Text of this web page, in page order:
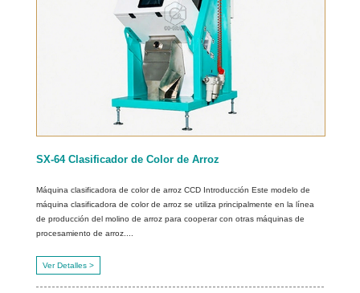
SX-64 Clasificador de Color de Arroz
Máquina clasificadora de color de arroz CCD Introducción Este modelo de
máquina clasificadora de color de arroz se utiliza principalmente en la línea
de producción del molino de arroz para cooperar con otras máquinas de
procesamiento de arroz....
Ver Detalles >